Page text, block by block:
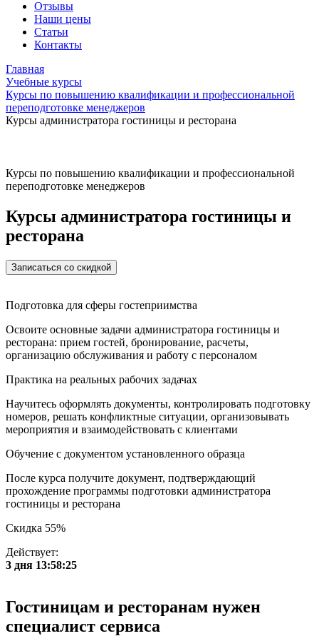
Отзывы
Наши цены
Статьи
Контакты
Главная
Учебные курсы
Курсы по повышению квалификации и профессиональной
переподготовке менеджеров
Курсы администратора гостиницы и ресторана
Курсы по повышению квалификации и профессиональной
переподготовке менеджеров
Курсы администратора гостиницы и
ресторана
Записаться со скидкой
Подготовка для сферы гостеприимства
Освоите основные задачи администратора гостиницы и
ресторана: прием гостей, бронирование, расчеты,
организацию обслуживания и работу с персоналом
Практика на реальных рабочих задачах
Научитесь оформлять документы, контролировать подготовку
номеров, решать конфликтные ситуации, организовывать
мероприятия и взаимодействовать с клиентами
Обучение с документом установленного образца
После курса получите документ, подтверждающий
прохождение программы подготовки администратора
гостиницы и ресторана
Скидка 55%
Действует:
3 дня 13:58:25
Гостиницам и ресторанам нужен
специалист сервиса